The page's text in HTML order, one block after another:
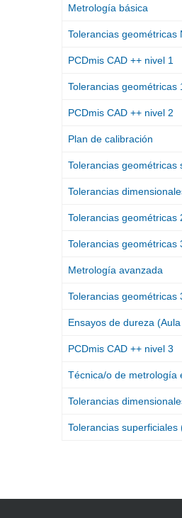
Metrología básica
Tolerancias geométricas
PCDmis CAD ++ nivel 1
Tolerancias geométricas
PCDmis CAD ++ nivel 2
Plan de calibración
Tolerancias geométricas
Tolerancias
Tolerancias geométricas
Tolerancias geométricas
Metrología avanzada
Tolerancias geométricas
Ensayos de dureza
PCDmis CAD ++ nivel 3
Técnica/o de metrología
Tolerancias
Tolerancias superficiales